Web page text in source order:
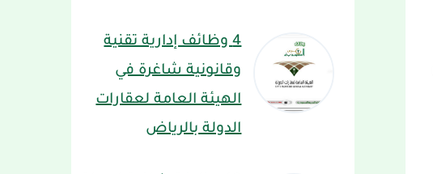
4 وظائف إدارية تقنية
وقانونية شاغرة في
الهيئة العامة لعقارات
الدولة بالرياض